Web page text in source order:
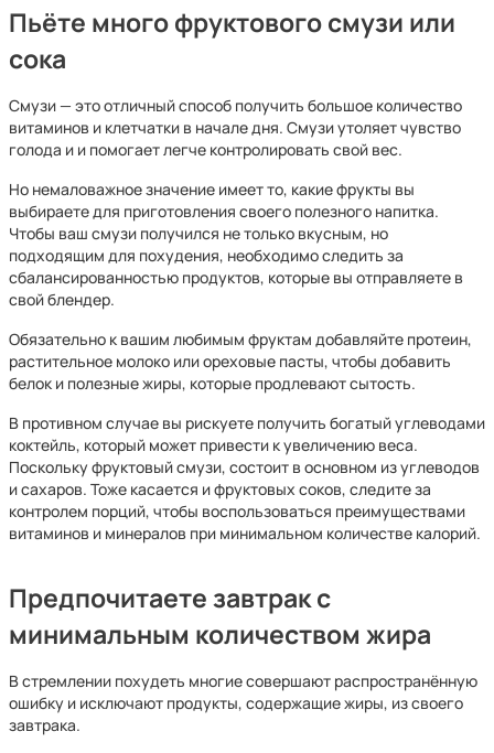
Пьёте много фруктового смузи или
сока
Смузи — это отличный способ получить большое количество
витаминов и клетчатки в начале дня. Смузи утоляет чувство
голода и и помогает легче контролировать свой вес.
Но немаловажное значение имеет то, какие фрукты вы
выбираете для приготовления своего полезного напитка.
Чтобы ваш смузи получился не только вкусным, но
подходящим для похудения, необходимо следить за
сбалансированностью продуктов, которые вы отправляете в
свой блендер.
Обязательно к вашим любимым фруктам добавляйте протеин,
растительное молоко или ореховые пасты, чтобы добавить
белок и полезные жиры, которые продлевают сытость.
В противном случае вы рискуете получить богатый углеводами
коктейль, который может привести к увеличению веса.
Поскольку фруктовый смузи, состоит в основном из углеводов
и сахаров. Тоже касается и фруктовых соков, следите за
контролем порций, чтобы воспользоваться преимуществами
витаминов и минералов при минимальном количестве калорий.
Предпочитаете завтрак с
минимальным количеством жира
В стремлении похудеть многие совершают распространённую
ошибку и исключают продукты, содержащие жиры, из своего
завтрака.